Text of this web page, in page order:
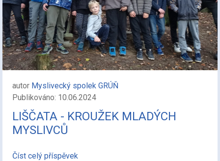
autor Myslivecký spolek GRÚŇ
Publikováno: 10.06.2024
LIŠČATA - KROUŽEK MLADÝCH
MYSLIVCŮ
Číst celý příspěvek